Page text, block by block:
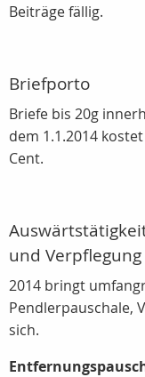
Beiträge fällig.
Briefporto
Briefe bis 20g
dem 1.1.2014
Cent.
und
2014 bringt
Pendlerpauschale,
sich.